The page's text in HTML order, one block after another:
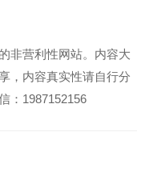
非营利性网站。内容大
，内容真实性请自行分
：1987152156